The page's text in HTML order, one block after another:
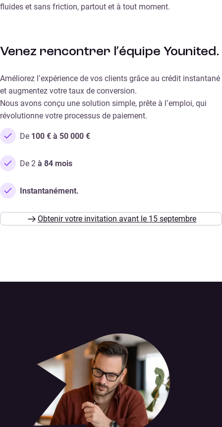
fluides et sans friction, partout et à tout moment.
Venez rencontrer l’équipe Younited.
Améliorez l’expérience de vos clients grâce au crédit instantané
et augmentez votre taux de conversion.
Nous avons conçu une solution simple, prête à l’emploi, qui
révolutionne votre processus de paiement.
De 100 € à 50 000 €
De 2 à 84 mois
Instantanément.
Obtenir votre invitation avant le 15 septembre